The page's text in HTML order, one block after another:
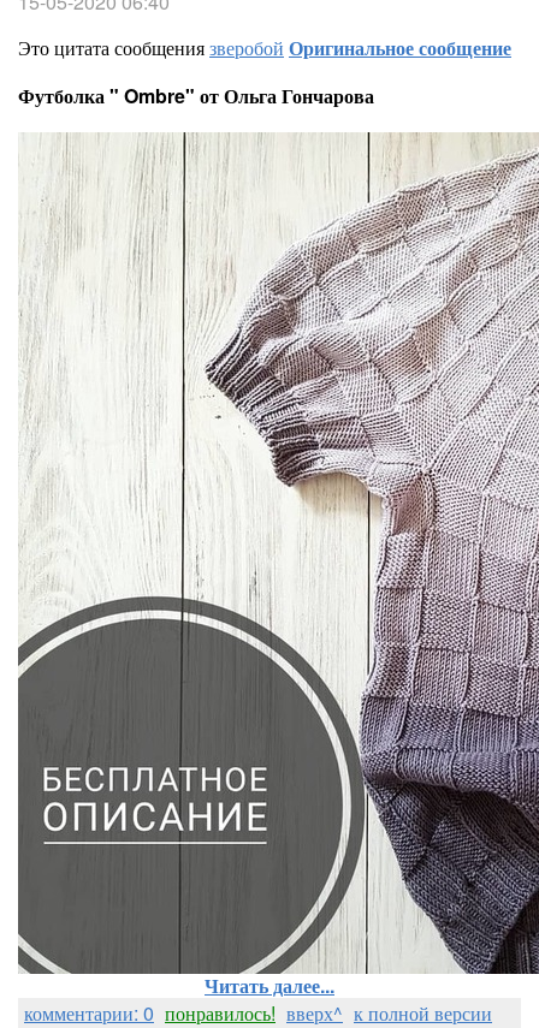
Это цитата сообщениязверобой Оригинальное сообщение
Футболка " Ombre" от Ольга Гончарова
Читать далее...
комментарии: 0 понравилось! вверх^ к полной версии